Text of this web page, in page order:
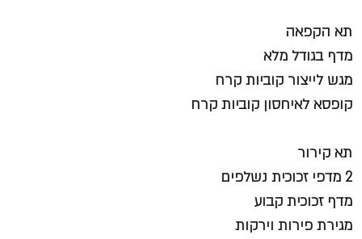
תא הקפאה
מדף בגודל מלא
מגש לייצור קוביות קרח
קופסא לאיחסון קוביות קרח
תא קירור
2 מדפי זכוכית נשלפים
מדף זכוכית קבוע
מגירת פירות וירקות